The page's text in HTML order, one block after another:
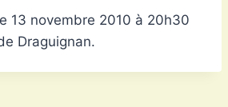
13 novembre 2010 à 20h30
Draguignan.